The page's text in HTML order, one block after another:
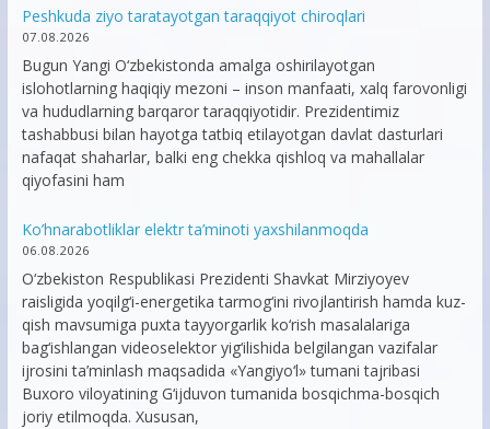
Peshkuda ziyo taratayotgan taraqqiyot chiroqlari
07.08.2026
Bugun Yangi O‘zbekistonda amalga oshirilayotgan
islohotlarning haqiqiy mezoni – inson manfaati, xalq farovonligi
va hududlarning barqaror taraqqiyotidir. Prezidentimiz
tashabbusi bilan hayotga tatbiq etilayotgan davlat dasturlari
nafaqat shaharlar, balki eng chekka qishloq va mahallalar
qiyofasini ham
Ko’hnarabotliklar elektr ta’minoti yaxshilanmoqda
06.08.2026
O‘zbekiston Respublikasi Prezidenti Shavkat Mirziyoyev
raisligida yoqilg‘i-energetika tarmog‘ini rivojlantirish hamda kuz-
qish mavsumiga puxta tayyorgarlik ko‘rish masalalariga
bag‘ishlangan videoselektor yig‘ilishida belgilangan vazifalar
ijrosini ta’minlash maqsadida «Yangiyo‘l» tumani tajribasi
Buxoro viloyatining G‘ijduvon tumanida bosqichma-bosqich
joriy etilmoqda. Xususan,